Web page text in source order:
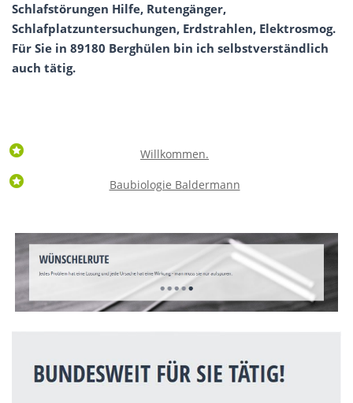
Schlafstörungen Hilfe, Rutengänger,
Schlafplatzuntersuchungen, Erdstrahlen, Elektrosmog.
Für Sie in 89180 Berghülen bin ich selbstverständlich
auch tätig.
Willkommen.
Baubiologie Baldermann